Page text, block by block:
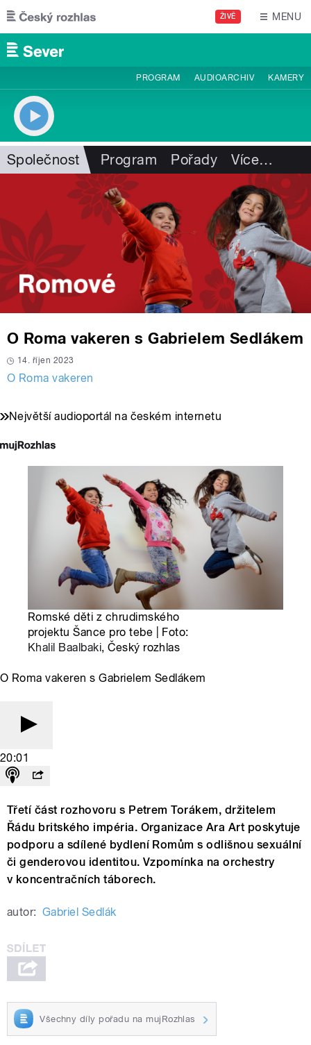
Přejít k hlavnímu obsahu
ŽIVĚ MENU
PROGRAM AUDIOARCHIV KAMERY
Společnost Program Pořady Více…
O Roma vakeren s Gabrielem Sedlákem
14. říjen 2023
O Roma vakeren
Největší audioportál na českém internetu
Romské děti z chrudimského
projektu Šance pro tebe | Foto:
Khalil Baalbaki, Český rozhlas
O Roma vakeren s Gabrielem Sedlákem
20:01
Třetí část rozhovoru s Petrem Torákem, držitelem
Řádu britského impéria. Organizace Ara Art poskytuje
podporu a sdílené bydlení Romům s odlišnou sexuální
či genderovou identitou. Vzpomínka na orchestry
v koncentračních táborech.
autor: Gabriel Sedlák
Všechny díly pořadu na mujRozhlas